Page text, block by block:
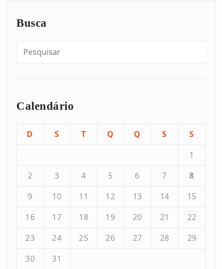
Busca
Calendário
D S T Q Q S
S
1
2
3 4 5 6 7
8
9
10 11 12 13 14
15
16
17 18 19 20 21
22
23
24 25 26 27 28
29
30
31